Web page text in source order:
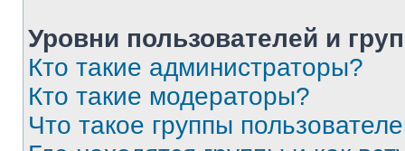
Уровни пользователей и
Кто такие администраторы?
Кто такие модераторы?
Что такое группы